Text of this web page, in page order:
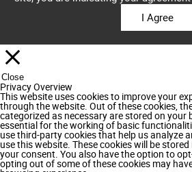
I Agree
Close
Privacy Overview
This website uses cookies to improve your
through the website. Out of these cookies,
categorized as necessary are stored on your
essential for the working of basic
use third-party cookies that help us analyze
use this website. These cookies will be
your consent. You also have the option to
opting out of some of these cookies may